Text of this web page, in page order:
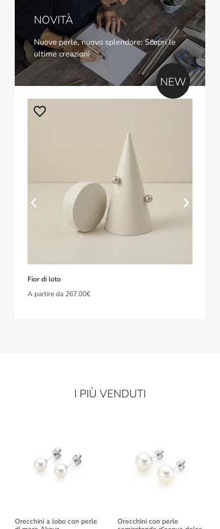
NOVITÀ
Nuove perle, nuovo splendore: Scopri le
ultime creazioni
NEW
Fior di loto
A partire da 267,00€
I PIÙ VENDUTI
Orecchini a lobo con perle
Orecchini con perle